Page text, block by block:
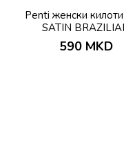
Penti женски
SATIN
590 MKD